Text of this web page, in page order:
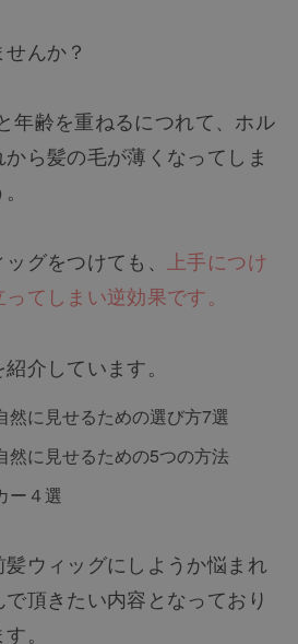
んか？
年齢を重ねるにつれて、ホル
ら髪の毛が薄くなってしま
グをつけても、
上手につけ
てしまい逆効果です。
介しています。
然に見せるための選び方7選
然に見せるための5つの方法
ー４選
ウィッグにしようか悩まれ
頂きたい内容となっており
。